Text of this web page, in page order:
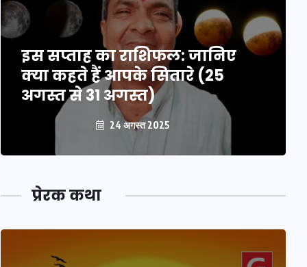
इस सप्ताह का राशिफल: जानिए
क्या कहते हैं आपके सितारे (25
अगस्त से 31 अगस्त)
24 अगस्त 2025
प्रेरक कथा